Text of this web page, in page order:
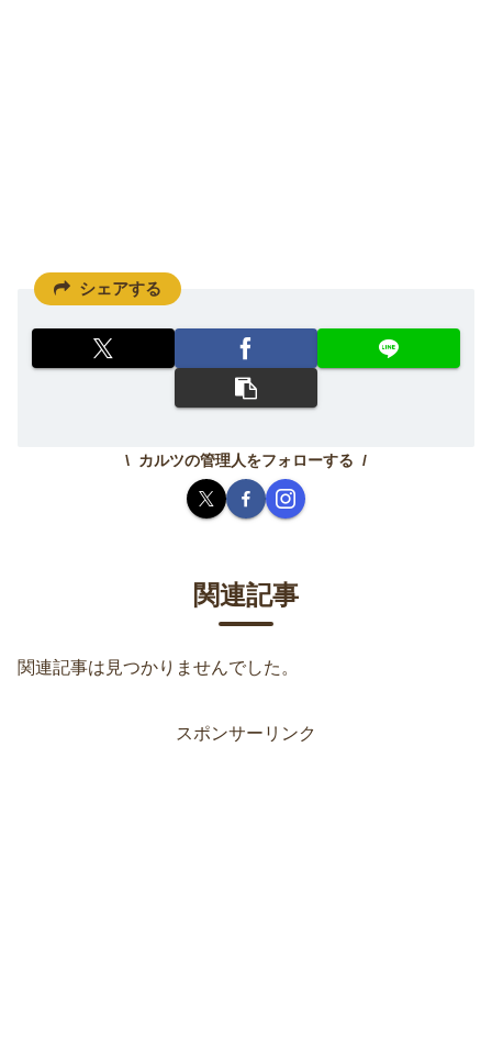
シェアする
カルツの管理人をフォローする
関連記事
関連記事は見つかりませんでした。
スポンサーリンク